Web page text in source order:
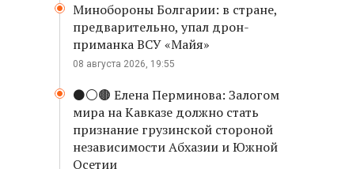
Минобороны Болгарии: в стране,
предварительно, упал дрон-
приманка ВСУ «Майя»
08 августа 2026, 19:55
⚫️⚪️🟤 Елена Перминова: Залогом
мира на Кавказе должно стать
признание грузинской стороной
независимости Абхазии и Южной
Осетии